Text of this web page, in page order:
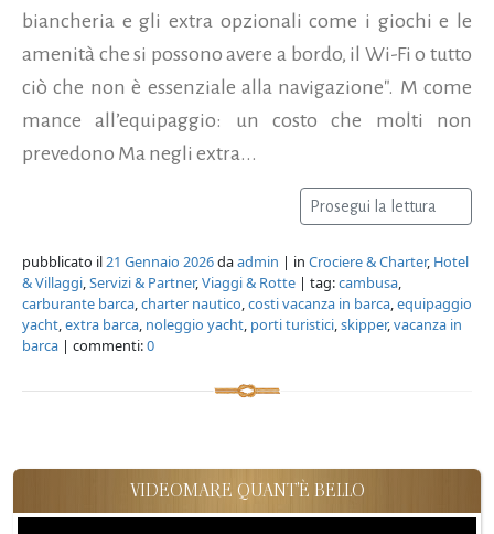
biancheria e gli extra opzionali come i giochi e le
amenità che si possono avere a bordo, il Wi-Fi o tutto
ciò che non è essenziale alla navigazione". M come
mance all’equipaggio: un costo che molti non
prevedono Ma negli extra...
Prosegui la lettura
pubblicato il21 Gennaio 2026daadmin | in Crociere & Charter, Hotel
& Villaggi,Servizi & Partner,Viaggi & Rotte | tag:cambusa,
carburante barca,charter nautico,costi vacanza in barca,equipaggio
yacht,extra barca, noleggio yacht, porti turistici,skipper,vacanza in
barca | commenti:0
VIDEOMARE QUANT'È BELLO